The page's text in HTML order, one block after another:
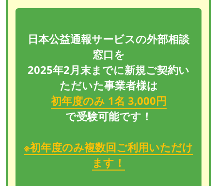
日本公益通報サービスの外部相談
窓口を
2025年2月末までに新規ご契約い
ただいた事業者様は
初年度のみ 1名 3,000円
で受験可能です！
※初年度のみ複数回ご利用いただけ
ます！